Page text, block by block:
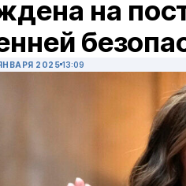
на
2025 13:09